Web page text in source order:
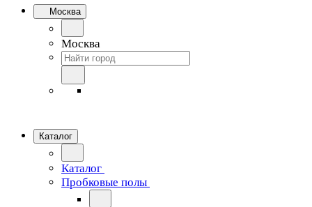
Москва
Москва
Каталог
Каталог
Пробковые полы